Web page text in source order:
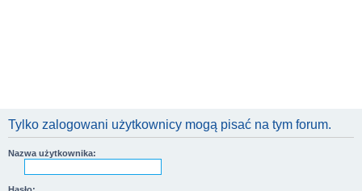
Tylko zalogowani użytkownicy mogą pisać na tym forum.
Nazwa użytkownika: